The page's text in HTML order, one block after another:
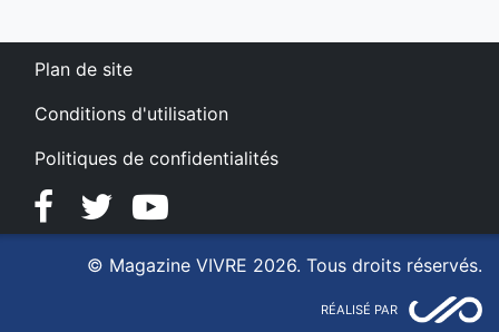
Plan de site
Conditions d'utilisation
Politiques de confidentialités
FacebookTwitterYouTube
© Magazine VIVRE 2026. Tous droits réservés.
RÉALISÉ PAR